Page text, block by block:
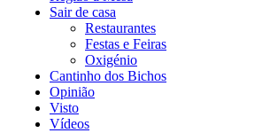
Sair de casa
Restaurantes
Festas e Feiras
Oxigénio
Cantinho dos Bichos
Opinião
Visto
Vídeos